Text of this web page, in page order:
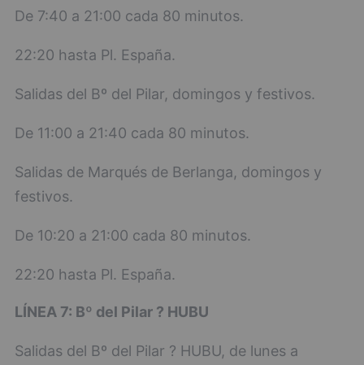
De 7:40 a 21:00 cada 80 minutos.
22:20 hasta Pl. España.
Salidas del Bº del Pilar, domingos y festivos.
De 11:00 a 21:40 cada 80 minutos.
Salidas de Marqués de Berlanga, domingos y
festivos.
De 10:20 a 21:00 cada 80 minutos.
22:20 hasta Pl. España.
LÍNEA 7: Bº del Pilar ? HUBU
Salidas del Bº del Pilar ? HUBU, de lunes a